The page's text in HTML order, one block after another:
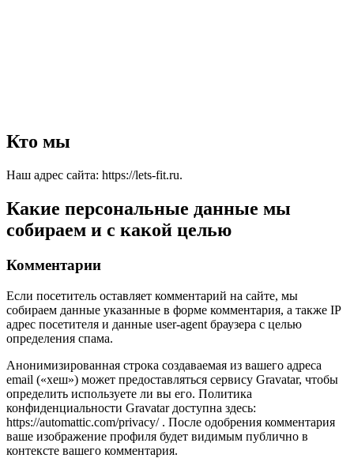
Кто мы
Наш адрес сайта: https://lets-fit.ru.
Какие персональные данные мы
собираем и с какой целью
Комментарии
Если посетитель оставляет комментарий на сайте, мы
собираем данные указанные в форме комментария, а также IP
адрес посетителя и данные user-agent браузера с целью
определения спама.
Анонимизированная строка создаваемая из вашего адреса
email («хеш») может предоставляться сервису Gravatar, чтобы
определить используете ли вы его. Политика
конфиденциальности Gravatar доступна здесь:
https://automattic.com/privacy/ . После одобрения комментария
ваше изображение профиля будет видимым публично в
контексте вашего комментария.